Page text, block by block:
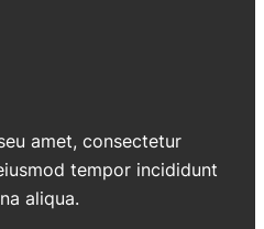
amet, consectetur
tempor incididunt
aliqua.